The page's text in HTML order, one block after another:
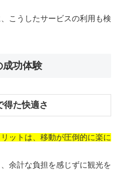
こうしたサービスの利用も検
成功体験
得た快適さ
ットは、移動が圧倒的に楽に
余計な負担を感じずに観光を